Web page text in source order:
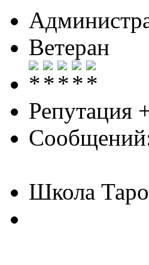
Ветеран
Репутация
Школа